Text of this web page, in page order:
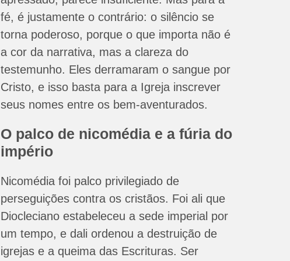
fé, é justamente o contrário: o silêncio se
torna poderoso, porque o que importa não é
a cor da narrativa, mas a clareza do
testemunho. Eles derramaram o sangue por
Cristo, e isso basta para a Igreja inscrever
seus nomes entre os bem-aventurados.
O palco de nicomédia e a fúria do
império
Nicomédia foi palco privilegiado de
perseguições contra os cristãos. Foi ali que
Diocleciano estabeleceu a sede imperial por
um tempo, e dali ordenou a destruição de
igrejas e a queima das Escrituras. Ser